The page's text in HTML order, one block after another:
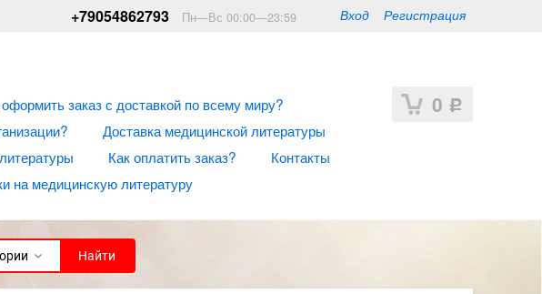
Вход Регистрация
+79054862793 Пн—Вс 00:00—23:59
0 Р
заказ с доставкой по всему миру?
Доставка медицинской литературы
Как оплатить заказ?
Контакты
на медицинскую литературу
Найти